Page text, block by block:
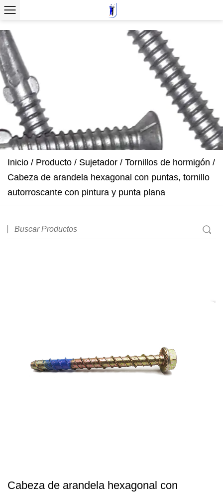
Inicio / Producto / Sujetador / Tornillos de hormigón /
Cabeza de arandela hexagonal con puntas, tornillo
autorroscante con pintura y punta plana
Cabeza de arandela hexagonal con